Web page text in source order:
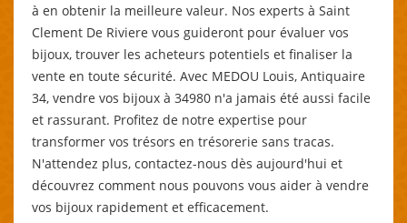
à en obtenir la meilleure valeur. Nos experts à Saint
Clement De Riviere vous guideront pour évaluer vos
bijoux, trouver les acheteurs potentiels et finaliser la
vente en toute sécurité. Avec MEDOU Louis, Antiquaire
34, vendre vos bijoux à 34980 n'a jamais été aussi facile
et rassurant. Profitez de notre expertise pour
transformer vos trésors en trésorerie sans tracas.
N'attendez plus, contactez-nous dès aujourd'hui et
découvrez comment nous pouvons vous aider à vendre
vos bijoux rapidement et efficacement.